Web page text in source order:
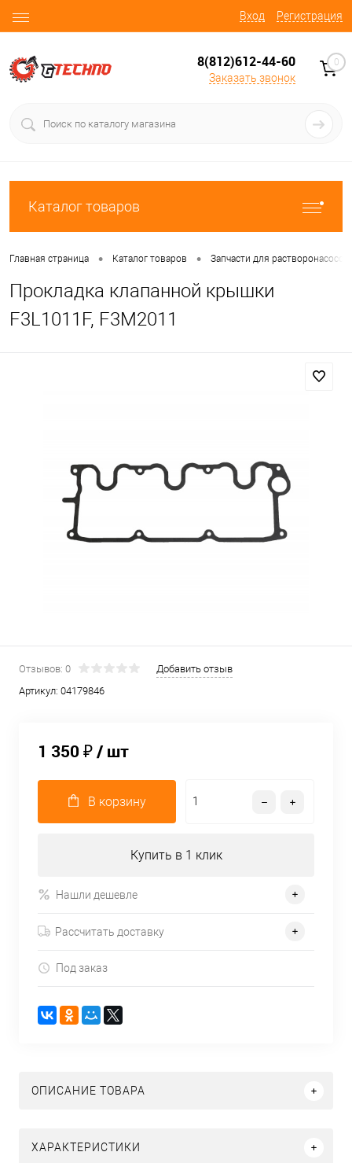
Вход Регистрация
8(812)612-44-60
Заказать звонок
0
Каталог товаров
Главная страница • Каталог товаров • Запчасти для растворонасосов
Прокладка клапанной крышки
F3L1011F, F3M2011
Отзывов: 0
Добавить отзыв
Артикул: 04179846
1 350 ₽/ шт
В корзину
Купить в 1 клик
Нашли дешевле
Рассчитать доставку
Под заказ
ОПИСАНИЕ ТОВАРА
ХАРАКТЕРИСТИКИ